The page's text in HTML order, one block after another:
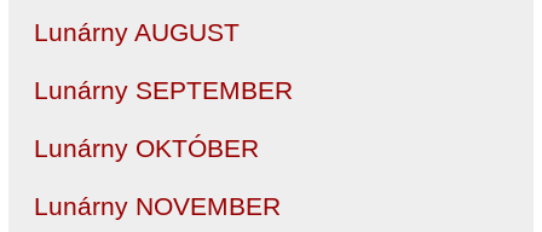
Lunárny AUGUST
Lunárny SEPTEMBER
Lunárny OKTÓBER
Lunárny NOVEMBER